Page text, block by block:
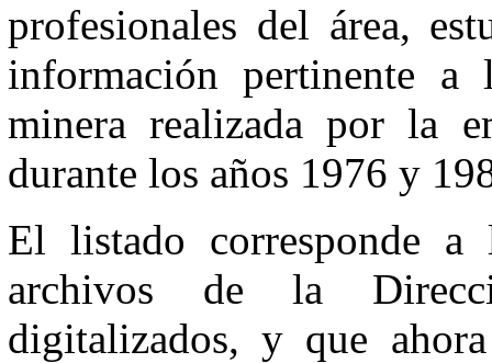
profesionales del área,
información pertinente a
minera realizada por la
durante los años 1976 y
El listado corresponde a
archivos de la
digitalizados, y que